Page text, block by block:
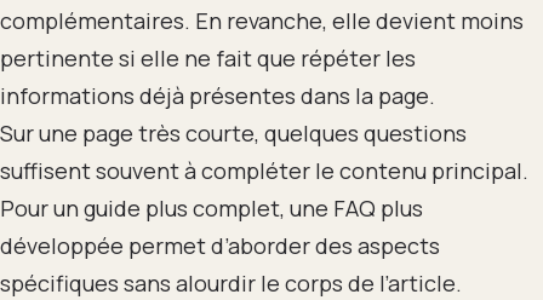
complémentaires. En revanche, elle devient moins
pertinente si elle ne fait que répéter les
informations déjà présentes dans la page.
Sur une page très courte, quelques questions
suffisent souvent à compléter le contenu principal.
Pour un guide plus complet, une FAQ plus
développée permet d’aborder des aspects
spécifiques sans alourdir le corps de l’article.